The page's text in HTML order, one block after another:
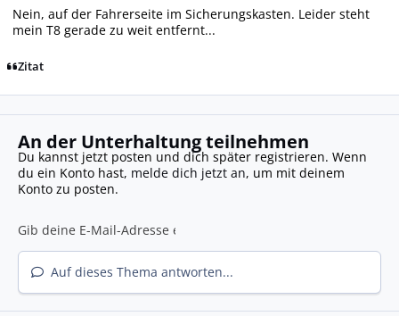
Nein, auf der Fahrerseite im Sicherungskasten. Leider steht
mein T8 gerade zu weit entfernt...
Zitat
An der Unterhaltung teilnehmen
Du kannst jetzt posten und dich später registrieren. Wenn
du ein Konto hast, melde dich jetzt an, um mit deinem
Konto zu posten.
Auf dieses Thema antworten...